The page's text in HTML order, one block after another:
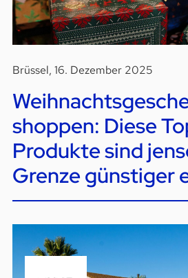
Brüssel, 16. Dezember 2025
shoppen: Diese
Produkte sind
Grenze günstiger